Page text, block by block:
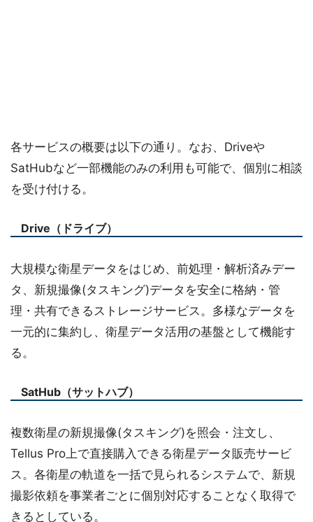
各サービスの概要は以下の通り。なお、Driveや
SatHubなど一部機能のみの利用も可能で、個別に相談
を受け付ける。
Drive（ドライブ）
大規模な衛星データをはじめ、前処理・解析済みデー
タ、新規撮像(タスキング)データを安全に格納・管
理・共有できるストレージサービス。多様なデータを
一元的に集約し、衛星データ活用の基盤として機能す
る。
SatHub（サットハブ）
複数衛星の新規撮像(タスキング)を照会・注文し、
Tellus Pro上で直接購入できる衛星データ販売サービ
ス。各衛星の軌道を一括で見られるシステムで、新規
撮影依頼を事業者ごとに個別対応することなく取得で
きるとしている。